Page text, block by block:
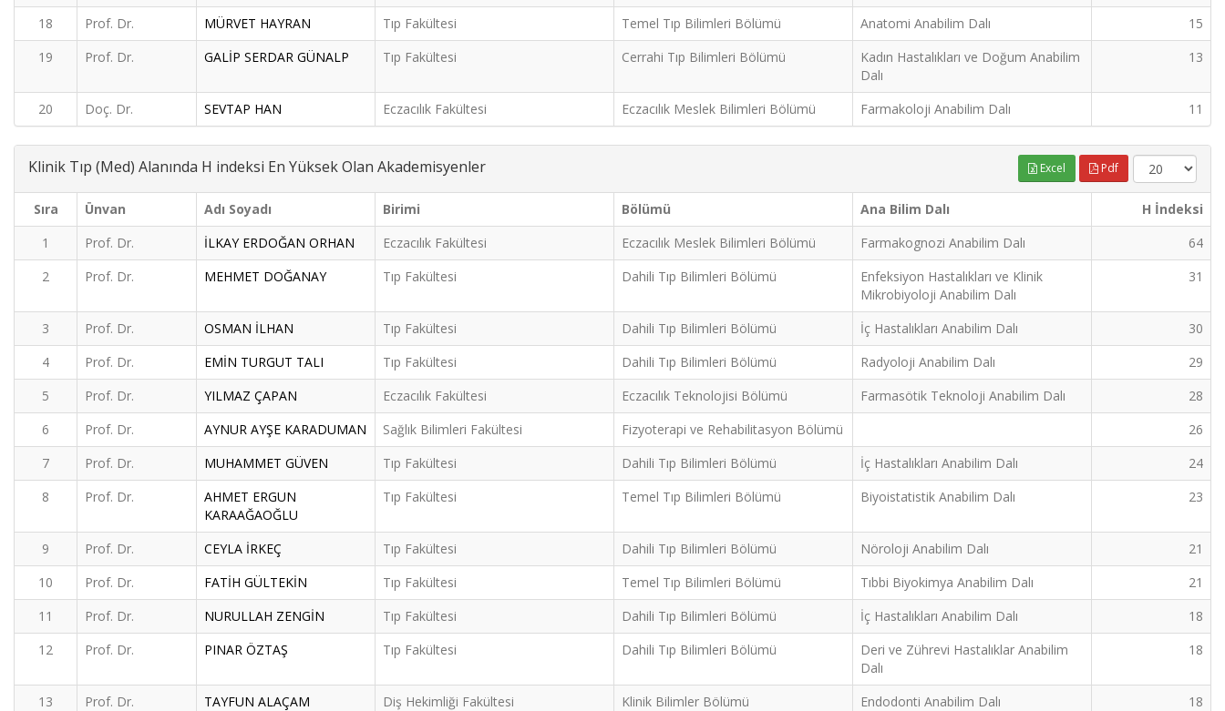
18
Prof. Dr. MÜRVET HAYRAN Tıp Fakültesi Temel Tıp Bilimleri Bölümü Anatomi Anabilim Dalı
15
19
Prof. Dr. GALİP SERDAR GÜNALP Tıp Fakültesi Cerrahi Tıp Bilimleri Bölümü
Kadın Hastalıkları ve Doğum Anabilim
Dalı
13
20 Doç. Dr. SEVTAP HAN Eczacılık Fakültesi Eczacılık Meslek Bilimleri Bölümü Farmakoloji Anabilim Dalı 11
Klinik Tıp (Med) Alanında H indeksi En Yüksek Olan Akademisyenler Excel Pdf
Sıra Ünvan Adı Soyadı Birimi Bölümü Ana Bilim Dalı
H İndeksi
1
Prof. Dr. İLKAY ERDOĞAN ORHAN Eczacılık Fakültesi Eczacılık Meslek Bilimleri Bölümü Farmakognozi Anabilim Dalı
64
2
Prof. Dr. MEHMET DOĞANAY Tıp Fakültesi Dahili Tıp Bilimleri Bölümü
Enfeksiyon Hastalıkları ve Klinik
Mikrobiyoloji Anabilim Dalı
31
3 Prof. Dr. OSMAN İLHAN Tıp Fakültesi Dahili Tıp Bilimleri Bölümü İç Hastalıkları Anabilim Dalı
30
4
Prof. Dr. EMİN TURGUT TALI Tıp Fakültesi Dahili Tıp Bilimleri Bölümü Radyoloji Anabilim Dalı
29
5
Prof. Dr. YILMAZ ÇAPAN Eczacılık Fakültesi Eczacılık Teknolojisi Bölümü Farmasötik Teknoloji Anabilim Dalı
28
6
Prof. Dr. AYNUR AYŞE KARADUMAN Sağlık Bilimleri Fakültesi Fizyoterapi ve Rehabilitasyon Bölümü
26
7
Prof. Dr. MUHAMMET GÜVEN Tıp Fakültesi Dahili Tıp Bilimleri Bölümü İç Hastalıkları Anabilim Dalı
24
8
Prof. Dr.
AHMET ERGUN
KARAAĞAOĞLU
Tıp Fakültesi Temel Tıp Bilimleri Bölümü Biyoistatistik Anabilim Dalı 23
9 Prof. Dr. CEYLA İRKEÇ Tıp Fakültesi Dahili Tıp Bilimleri Bölümü Nöroloji Anabilim Dalı
21
10
Prof. Dr. FATİH GÜLTEKİN Tıp Fakültesi Temel Tıp Bilimleri Bölümü Tıbbi Biyokimya Anabilim Dalı
21
11
Prof. Dr. NURULLAH ZENGİN Tıp Fakültesi Dahili Tıp Bilimleri Bölümü İç Hastalıkları Anabilim Dalı
18
12
Prof. Dr. PINAR ÖZTAŞ Tıp Fakültesi Dahili Tıp Bilimleri Bölümü
Deri ve Zührevi Hastalıklar Anabilim
Dalı
18
13 Prof. Dr. TAYFUN ALAÇAM Diş Hekimliği Fakültesi Klinik Bilimler Bölümü Endodonti Anabilim Dalı
18